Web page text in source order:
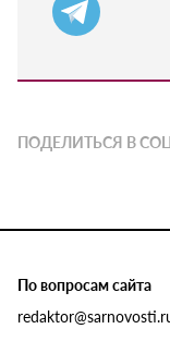
ПОДЕЛИТЬСЯ В
По вопросам сайта